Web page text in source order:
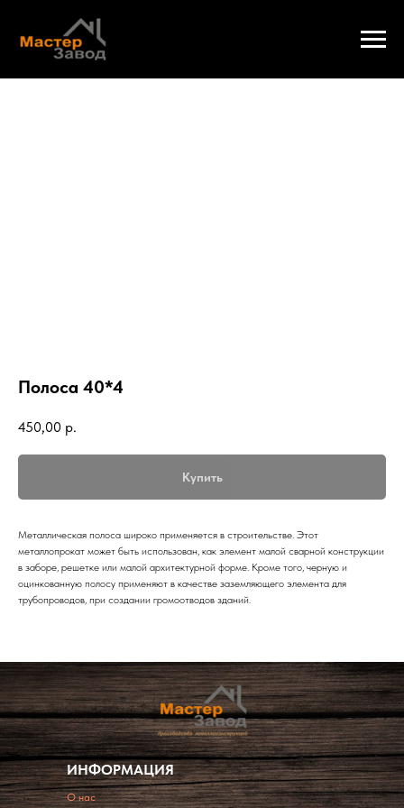
Полоса 40*4
450,00 р.
Купить
Металлическая полоса широко применяется в строительстве. Этот
металлопрокат может быть использован, как элемент малой сварной конструкции
в заборе, решетке или малой архитектурной форме. Кроме того, черную и
оцинкованную полосу применяют в качестве заземляющего элемента для
трубопроводов, при создании громоотводов зданий.
ИНФОРМАЦИЯ
O нас